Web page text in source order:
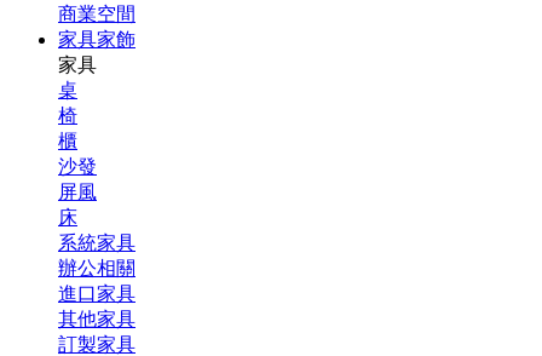
商業空間
家具家飾
家具
桌
椅
櫃
沙發
屏風
床
系統家具
辦公相關
進口家具
其他家具
訂製家具